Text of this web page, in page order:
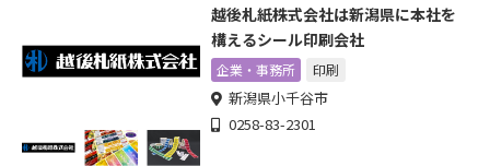
越後札紙株式会社は新潟県に本社を
構えるシール印刷会社
企業・事務所 印刷
新潟県小千谷市
0258-83-2301